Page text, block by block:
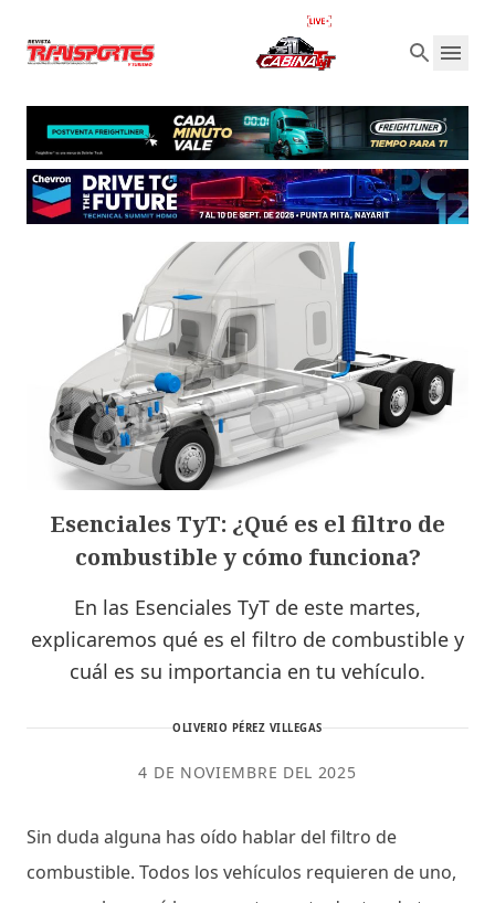
Esenciales TyT: ¿Qué es el filtro de
combustible y cómo funciona?
En las Esenciales TyT de este martes,
explicaremos qué es el filtro de combustible y
cuál es su importancia en tu vehículo.
OLIVERIO PÉREZ VILLEGAS
4 DE NOVIEMBRE DEL 2025
Sin duda alguna has oído hablar del filtro de
combustible. Todos los vehículos requieren de uno,